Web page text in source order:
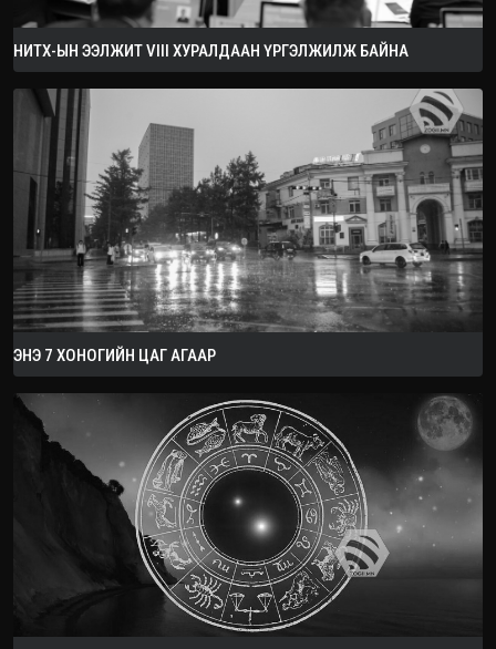
НИТХ-ЫН ЭЭЛЖИТ VIII ХУРАЛДААН ҮРГЭЛЖИЛЖ БАЙНА
ЭНЭ 7 ХОНОГИЙН ЦАГ АГААР